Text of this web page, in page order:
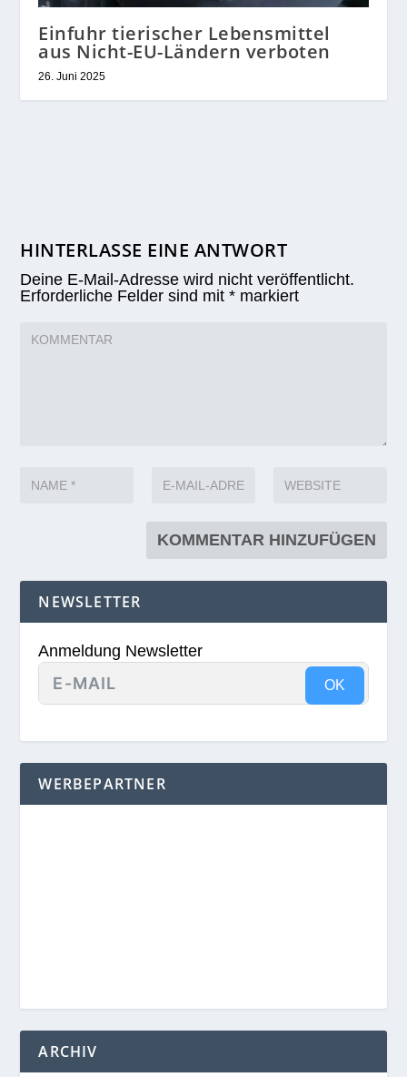
Einfuhr tierischer Lebensmittel
aus Nicht-EU-Ländern verboten
26. Juni 2025
HINTERLASSE EINE ANTWORT
Deine E-Mail-Adresse wird nicht veröffentlicht.
Erforderliche Felder sind mit* markiert
NEWSLETTER
Anmeldung Newsletter
OK
WERBEPARTNER
ARCHIV